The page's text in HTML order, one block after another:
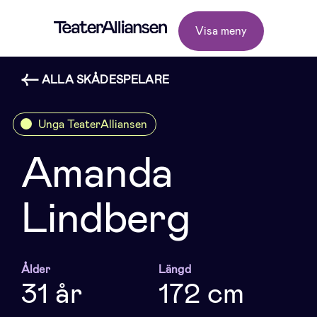
Visa meny
ALLA SKÅDESPELARE
Unga TeaterAlliansen
Amanda
Lindberg
Ålder
31 år
Längd
172 cm